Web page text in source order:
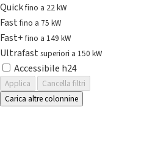
Quickfino a 22 kW
Fastfino a 75 kW
Fast+fino a 149 kW
Ultrafast superiori a 150 kW
Accessibile h24
Applica
Cancella filtri
Carica altre colonnine